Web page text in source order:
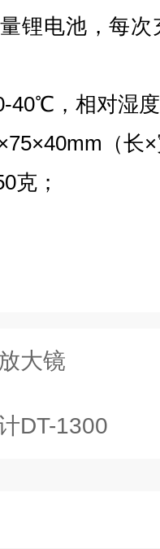
锂电池，每
40℃，相对湿
（长
克；
大镜
DT-1300